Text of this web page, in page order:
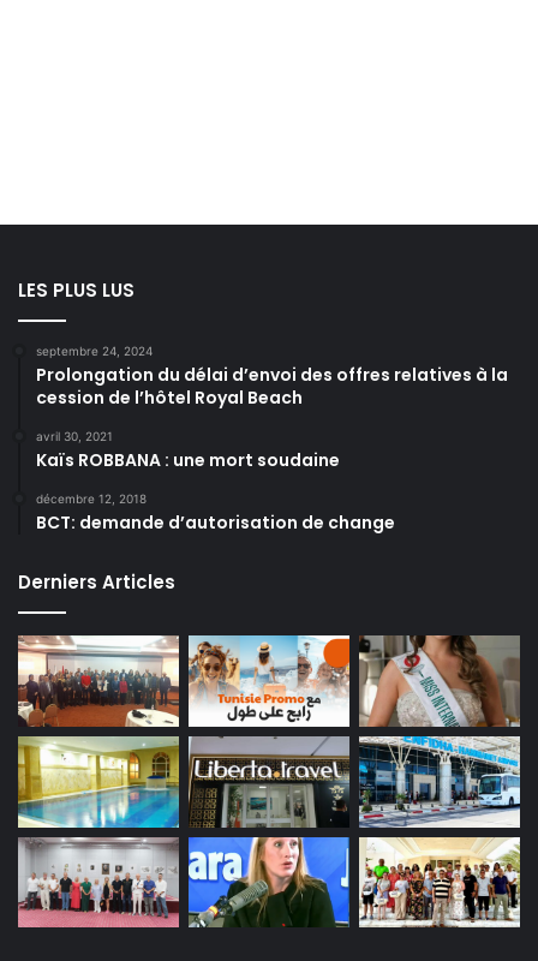
LES PLUS LUS
septembre 24, 2024
Prolongation du délai d’envoi des offres relatives à la
cession de l’hôtel Royal Beach
avril 30, 2021
Kaïs ROBBANA : une mort soudaine
décembre 12, 2018
BCT: demande d’autorisation de change
Derniers Articles